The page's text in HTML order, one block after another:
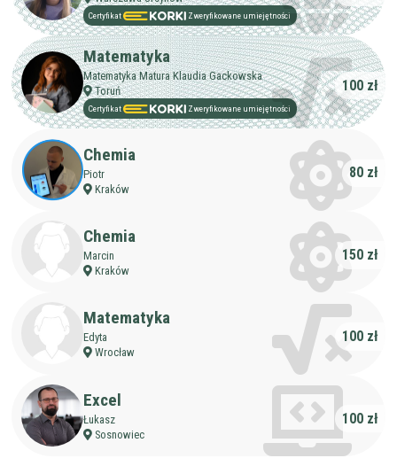
Certyfikat Zweryfikowane umiejętności
Matematyka
Matematyka Matura Klaudia Gackowska
Toruń
Certyfikat Zweryfikowane umiejętności
100 zł
Chemia
Piotr
Kraków
80 zł
Chemia
Marcin
Kraków
150 zł
Matematyka
Edyta
Wrocław
100 zł
Excel
Łukasz
Sosnowiec
100 zł